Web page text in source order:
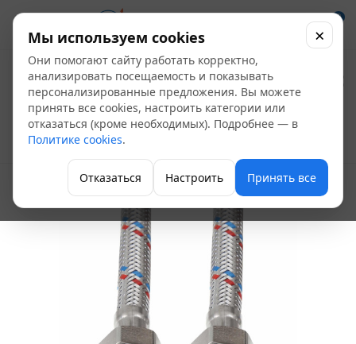
0
Подводка для воды
1/2" ВР - ВР 150 см
Гибкая подводка для присоединения
Мы используем cookies
Они помогают сайту работать корректно,
анализировать посещаемость и показывать
персонализированные предложения. Вы можете
принять все cookies, настроить категории или
отказаться (кроме необходимых). Подробнее — в
Политике cookies.
Отказаться Настроить Принять все
×